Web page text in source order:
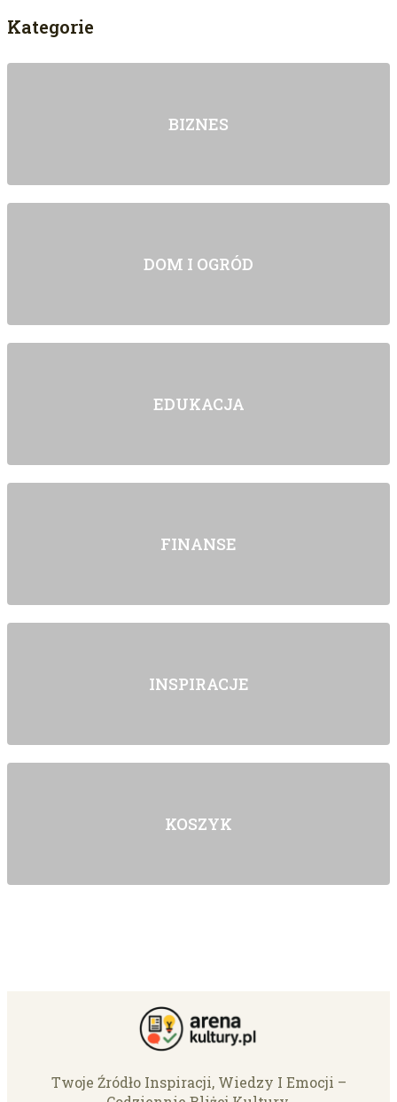
Kategorie
BIZNES
DOM I OGRÓD
EDUKACJA
FINANSE
INSPIRACJE
KOSZYK
Twoje Źródło Inspiracji, Wiedzy I Emocji –